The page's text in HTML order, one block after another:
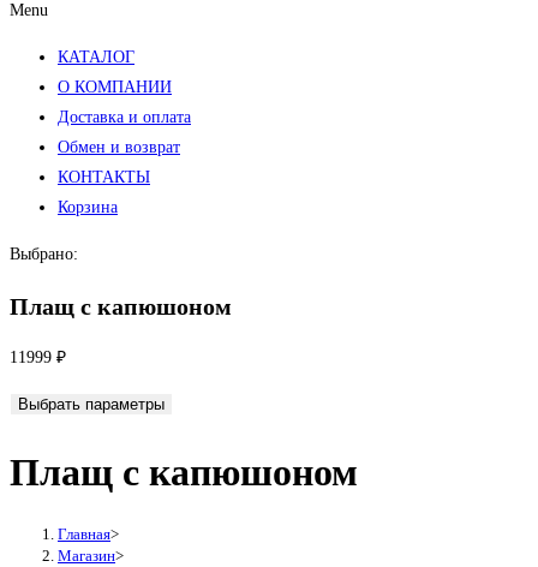
Menu
КАТАЛОГ
О КОМПАНИИ
Доставка и оплата
Обмен и возврат
КОНТАКТЫ
Корзина
Выбрано:
Плащ с капюшоном
11999 ₽
Выбрать параметры
Плащ с капюшоном
Главная>
Магазин>